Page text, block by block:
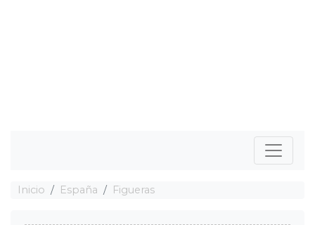
Inicio España Figueras